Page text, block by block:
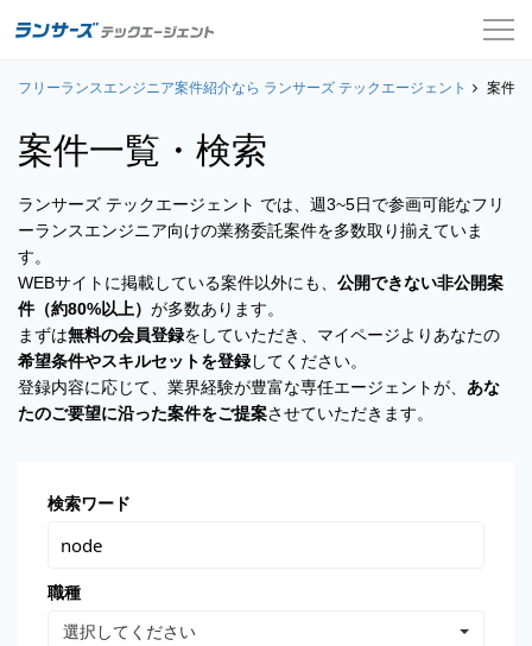
案件一覧
お役立ちコンテンツ
よくある質問
ログイン
会員登録
フリーランスエンジニア案件紹介なら ランサーズ テックエージェント 案件
案件一覧・検索
ランサーズ テックエージェント では、週3~5日で参画可能なフリ
ーランスエンジニア向けの業務委託案件を多数取り揃えていま
す。
WEBサイトに掲載している案件以外にも、 公開できない非公開案
件（約80%以上） が多数あります。
まずは無料の会員登録をしていただき、マイページよりあなたの
希望条件やスキルセットを登録してください。
登録内容に応じて、業界経験が豊富な専任エージェントが、 あな
たのご要望に沿った案件をご提案させていただきます。
検索ワード
職種
選択してください